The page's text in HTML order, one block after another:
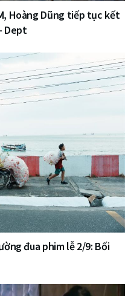
Hoàng Dũng tiếp tục kết
Dept
đua phim lễ 2/9: Bối